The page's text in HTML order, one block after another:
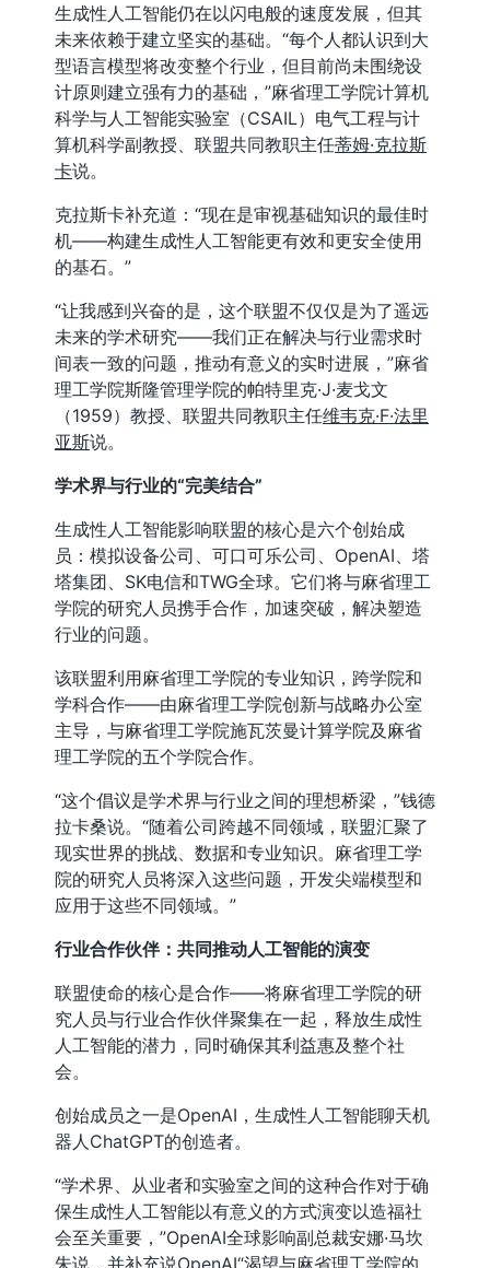
生成性人工智能仍在以闪电般的速度发展，但其
未来依赖于建立坚实的基础。“每个人都认识到大
型语言模型将改变整个行业，但目前尚未围绕设
计原则建立强有力的基础，”麻省理工学院计算机
科学与人工智能实验室（CSAIL）电气工程与计
算机科学副教授、联盟共同教职主任蒂姆·克拉斯
卡说。
克拉斯卡补充道：“现在是审视基础知识的最佳时
机——构建生成性人工智能更有效和更安全使用
的基石。”
“让我感到兴奋的是，这个联盟不仅仅是为了遥远
未来的学术研究——我们正在解决与行业需求时
间表一致的问题，推动有意义的实时进展，”麻省
理工学院斯隆管理学院的帕特里克·J·麦戈文
（1959）教授、联盟共同教职主任维韦克·F·法里
亚斯说。
学术界与行业的“完美结合”
生成性人工智能影响联盟的核心是六个创始成
员：模拟设备公司、可口可乐公司、OpenAI、塔
塔集团、SK电信和TWG全球。它们将与麻省理工
学院的研究人员携手合作，加速突破，解决塑造
行业的问题。
该联盟利用麻省理工学院的专业知识，跨学院和
学科合作——由麻省理工学院创新与战略办公室
主导，与麻省理工学院施瓦茨曼计算学院及麻省
理工学院的五个学院合作。
“这个倡议是学术界与行业之间的理想桥梁，”钱德
拉卡桑说。“随着公司跨越不同领域，联盟汇聚了
现实世界的挑战、数据和专业知识。麻省理工学
院的研究人员将深入这些问题，开发尖端模型和
应用于这些不同领域。”
行业合作伙伴：共同推动人工智能的演变
联盟使命的核心是合作——将麻省理工学院的研
究人员与行业合作伙伴聚集在一起，释放生成性
人工智能的潜力，同时确保其利益惠及整个社
会。
创始成员之一是OpenAI，生成性人工智能聊天机
器人ChatGPT的创造者。
“学术界、从业者和实验室之间的这种合作对于确
保生成性人工智能以有意义的方式演变以造福社
会至关重要，”OpenAI全球影响副总裁安娜·马坎
朱说，并补充说OpenAI“渴望与麻省理工学院的